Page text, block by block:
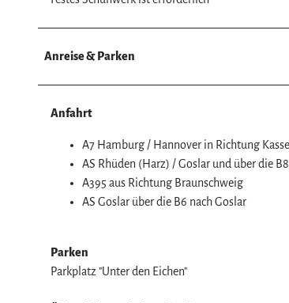
Anreise & Parken
Anfahrt
A7 Hamburg / Hannover in Richtung
AS Rhüden (Harz) / Goslar und über die
A395 aus Richtung Braunschweig
AS Goslar über die B6 nach Goslar
Parken
Parkplatz "Unter den Eichen"